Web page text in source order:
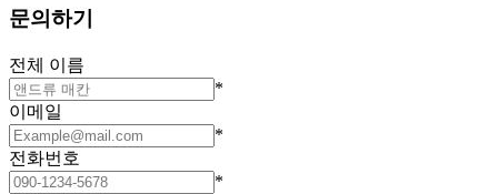
문의하기
전체 이름
*
이메일
*
전화번호
*